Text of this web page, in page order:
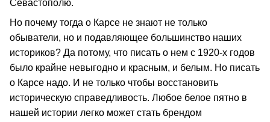
Севастополю.
Но почему тогда о Карсе не знают не только
обыватели, но и подавляющее большинство наших
историков? Да потому, что писать о нем с 1920-х годов
было крайне невыгодно и красным, и белым. Но писать
о Карсе надо. И не только чтобы восстановить
историческую справедливость. Любое белое пятно в
нашей истории легко может стать брендом